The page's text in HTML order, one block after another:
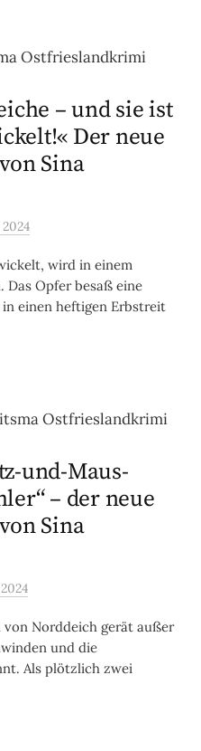
– und sie ist
Der neue
Sina
wird in einem
Das Opfer besaß eine
einen heftigen Erbstreit
und-Maus-
– der neue
Sina
von Norddeich gerät außer
und die
Als plötzlich zwei